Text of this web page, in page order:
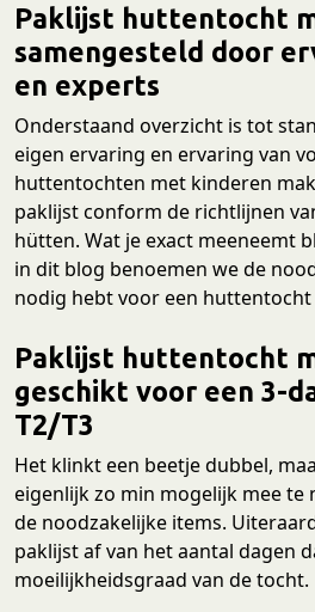
Paklijst huttentocht
samengesteld door
en experts
Onderstaand overzicht is tot
eigen ervaring en ervaring van
huttentochten met kinderen
paklijst conform de richtlijnen
hütten. Wat je exact meeneemt
in dit blog benoemen we de
nodig hebt voor een
Paklijst huttentocht
geschikt voor een 3-
T2/T3
Het klinkt een beetje dubbel,
eigenlijk zo min mogelijk mee te
de noodzakelijke items.
paklijst af van het aantal dagen
moeilijkheidsgraad van de tocht.